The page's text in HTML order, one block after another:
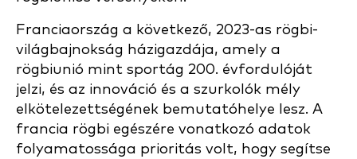
Franciaország a következő, 2023-as rögbi-
világbajnokság házigazdája, amely a
rögbiunió mint sportág 200. évfordulóját
jelzi, és az innováció és a szurkolók mély
elkötelezettségének bemutatóhelye lesz. A
francia rögbi egészére vonatkozó adatok
folyamatossága prioritás volt, hogy segítse